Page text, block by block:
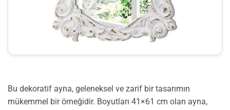
Bu dekoratif ayna, geleneksel ve zarif bir tasarımın
mükemmel bir örneğidir. Boyutları 41×61 cm olan ayna,